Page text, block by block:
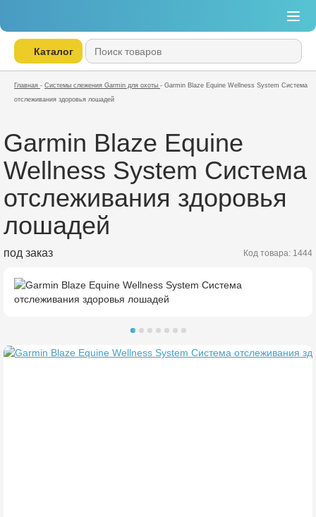
Каталог
Главная - Системы слежения Garmin для охоты - Garmin Blaze Equine Wellness System Система
отслеживания здоровья лошадей
Garmin Blaze Equine
Wellness System Система
отслеживания здоровья
лошадей
под заказ Код товара: 1444